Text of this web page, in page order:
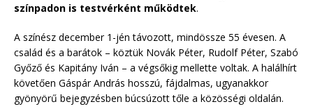
színpadon is testvérként működtek.
A színész december 1-jén távozott, mindössze 55 évesen. A
család és a barátok – köztük Novák Péter, Rudolf Péter, Szabó
Győző és Kapitány Iván – a végsőkig mellette voltak. A halálhírt
követően Gáspár András hosszú, fájdalmas, ugyanakkor
gyönyörű bejegyzésben búcsúzott tőle a közösségi oldalán.